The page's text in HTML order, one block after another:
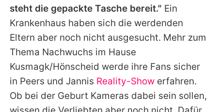
steht die gepackte Tasche bereit." Ein
Krankenhaus haben sich die werdenden
Eltern aber noch nicht ausgesucht. Mehr zum
Thema Nachwuchs im Hause
Kusmagk/Hönscheid werde ihre Fans sicher
in Peers und Jannis Reality-Show erfahren.
Ob bei der Geburt Kameras dabei sein sollen,